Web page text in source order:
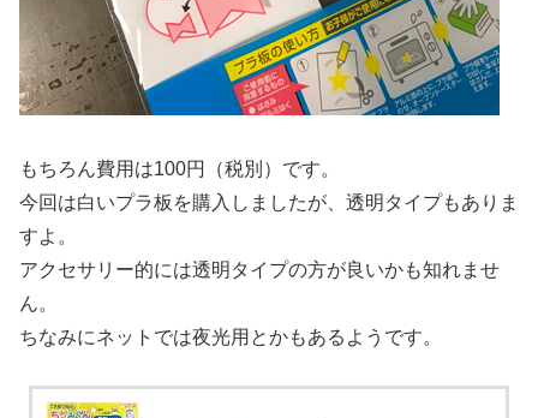
もちろん費用は100円（税別）です。
今回は白いプラ板を購入しましたが、透明タイプもありま
すよ。
アクセサリー的には透明タイプの方が良いかも知れませ
ん。
ちなみにネットでは夜光用とかもあるようです。